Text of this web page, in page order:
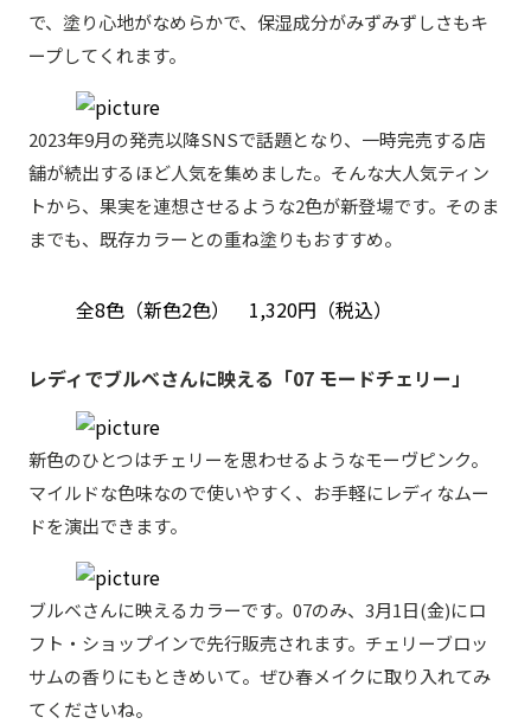
で、塗り心地がなめらかで、保湿成分がみずみずしさもキ
ープしてくれます。
2023年9月の発売以降SNSで話題となり、一時完売する店
舗が続出するほど人気を集めました。そんな大人気ティン
トから、果実を連想させるような2色が新登場です。そのま
までも、既存カラーとの重ね塗りもおすすめ。
全8色（新色2色） 1,320円（税込）
レディでブルベさんに映える「07 モードチェリー」
新色のひとつはチェリーを思わせるようなモーヴピンク。
マイルドな色味なので使いやすく、お手軽にレディなムー
ドを演出できます。
ブルベさんに映えるカラーです。07のみ、3月1日(金)にロ
フト・ショップインで先行販売されます。チェリーブロッ
サムの香りにもときめいて。ぜひ春メイクに取り入れてみ
てくださいね。